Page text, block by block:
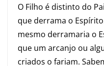
O Filho é distinto do
que derrama o
mesmo derramaria o
que um arcanjo ou
criados o fariam.